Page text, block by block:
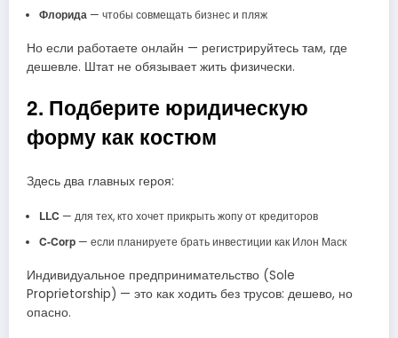
Флорида— чтобы совмещать бизнес и пляж
Но если работаете онлайн — регистрируйтесь там, где
дешевле. Штат не обязывает жить физически.
2. Подберите юридическую
форму как костюм
Здесь два главных героя:
LLC — для тех, кто хочет прикрыть жопу от кредиторов
C-Corp— если планируете брать инвестиции как Илон Маск
Индивидуальное предпринимательство (Sole
Proprietorship) — это как ходить без трусов: дешево, но
опасно.